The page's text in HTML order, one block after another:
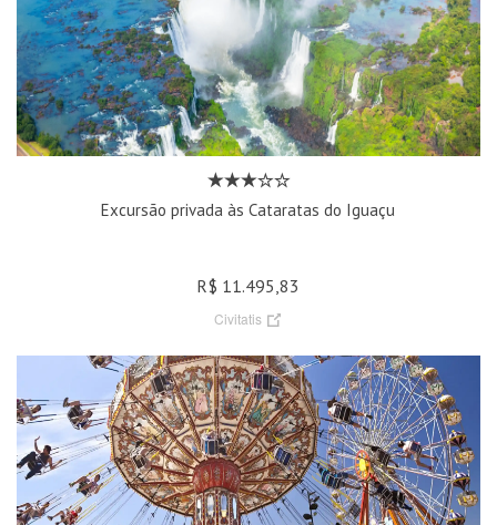
Excursão privada às Cataratas do Iguaçu
R$ 11.495,83
Civitatis